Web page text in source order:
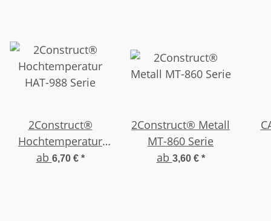
2Construct®
Hochtemperatur
HAT-988 Serie
ab 6,70 € *
2Construct® Metall
MT-860 Serie
ab 3,60 € *